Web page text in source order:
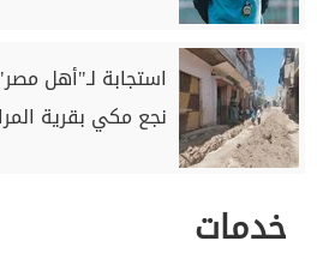
استجابة لـ"أهل
نجع مكي بقرية
خدمات